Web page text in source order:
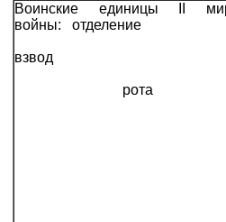
Воинские единицы II
войны: отделение
взвод
рота